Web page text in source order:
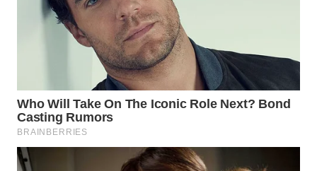
WN
TOBA
WN
NIAS